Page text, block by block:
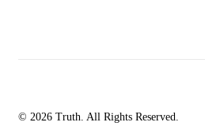
© 2026 Truth. All Rights Reserved.